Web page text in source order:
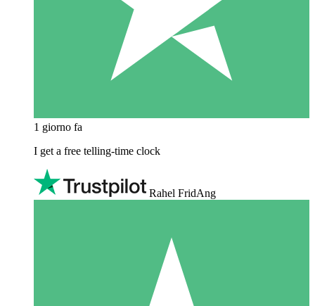
1 giorno fa
I get a free telling-time clock
Rahel FridAng